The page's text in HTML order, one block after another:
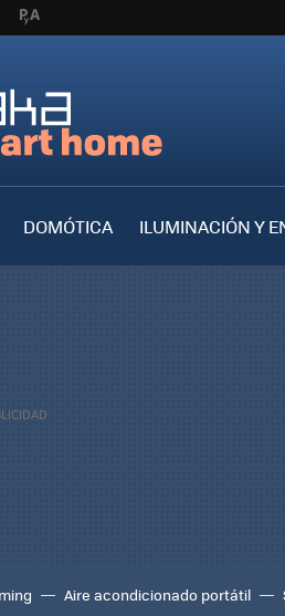
DOMÓTICA
ILUMINACIÓN Y
Aire acondicionado portátil